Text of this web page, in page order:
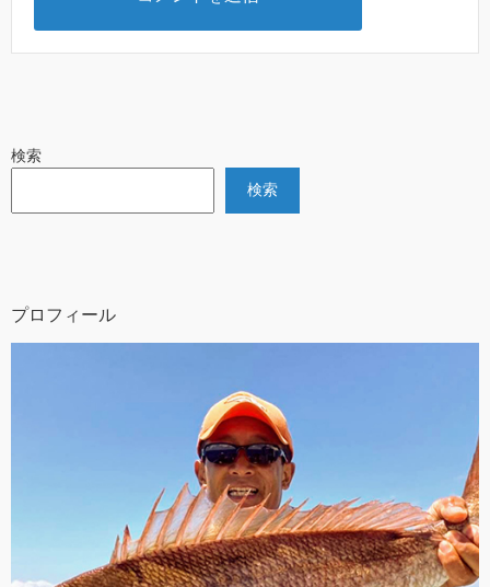
検索
検索
プロフィール